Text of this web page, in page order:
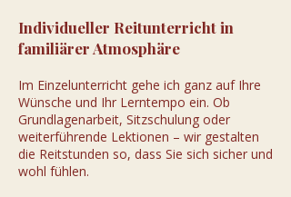
Individueller Reitunterricht in
familiärer Atmosphäre
Im Einzelunterricht gehe ich ganz auf Ihre
Wünsche und Ihr Lerntempo ein. Ob
Grundlagenarbeit, Sitzschulung oder
weiterführende Lektionen – wir gestalten
die Reitstunden so, dass Sie sich sicher und
wohl fühlen.